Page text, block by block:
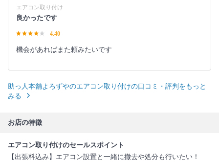
エアコン取り付け
良かったです
4.40
機会があればまた頼みたいです
助っ人本舗よろずやのエアコン取り付けの口コミ・評判をもっと
みる
お店の特徴
エアコン取り付けのセールスポイント
【出張料込み】エアコン設置と一緒に撤去や処分も行いたい！